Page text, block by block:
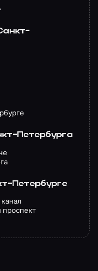
Петербурга
Петербурге
проспект